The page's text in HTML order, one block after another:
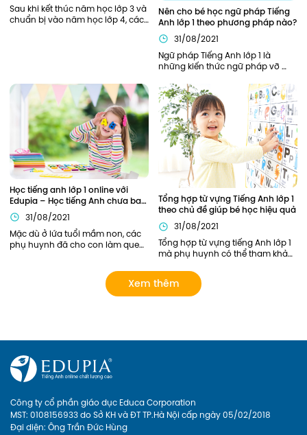
Sau khi kết thúc năm học lớp 3 và
chuẩn bị vào năm học lớp 4, các
vựng tiếng Anh lớp 4 cũng đóng
vai trò quan trọng xuyên suốt
toàn bộ chương trình học tiếng
Anh lớp 4 của các bạn nhỏ.
Nên cho bé học ngữ pháp Tiếng
Anh lớp 1 theo phương pháp nào?
31/08/2021
Ngữ pháp Tiếng Anh lớp 1 là
những kiến thức ngữ pháp vỡ
chinh phục Tiếng Anh của bé. Vì
là nền tảng đầu tiên nên phần
kiến thức này cần được củng cố
chắc chắn. Vậy nên áp dụng
phương pháp nào để trẻ có thể
nắm chắc ngữ pháp Tiếng Anh
ngay từ khi học lớp 1?
Học tiếng anh lớp 1 online với
Edupia – Học tiếng Anh chưa bao
giờ thú vị đến thế!
31/08/2021
Mặc dù ở lứa tuổi mầm non, các
phụ huynh đã cho con làm quen
tuy nhiên chỉ dừng lại ở mức làm
quen mà chưa có lộ trình bài bản
rõ ràng. Giờ đây, phụ huynh có
cho con hứng thú với việc học
ngoại ngữ. Hãy xem Edupia sẽ
mang đến cho con những điều
thú vị gì nhé
Tổng hợp từ vựng Tiếng Anh lớp 1
theo chủ đề giúp bé học hiệu quả
31/08/2021
Tổng hợp từ vựng tiếng Anh lớp 1
mà phụ huynh có thể tham khảo.
chọn các khóa học của Edupia
để cập nhật cho con hệ thống từ
vựng đầy đủ và bài bản nhất!
Xem thêm
Công ty cổ phần giáo dục Educa Corporation
MST: 0108156933 do Sở KH và ĐT TP.Hà Nội cấp ngày 05/02/2018
Đại diện: Ông Trần Đức Hùng